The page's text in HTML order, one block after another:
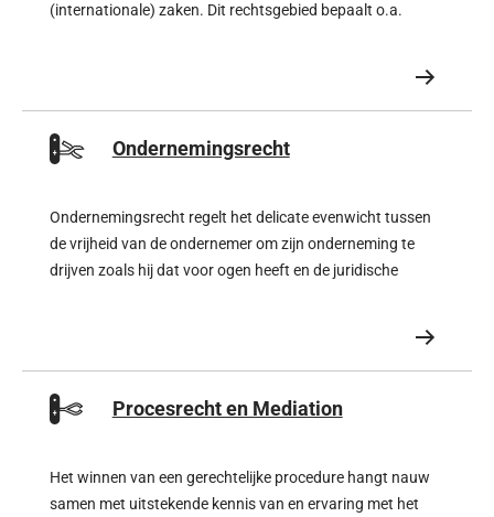
(internationale) zaken. Dit rechtsgebied bepaalt o.a.
Ondernemingsrecht
Ondernemingsrecht regelt het delicate evenwicht tussen
de vrijheid van de ondernemer om zijn onderneming te
drijven zoals hij dat voor ogen heeft en de juridische
Procesrecht en Mediation
Het winnen van een gerechtelijke procedure hangt nauw
samen met uitstekende kennis van en ervaring met het